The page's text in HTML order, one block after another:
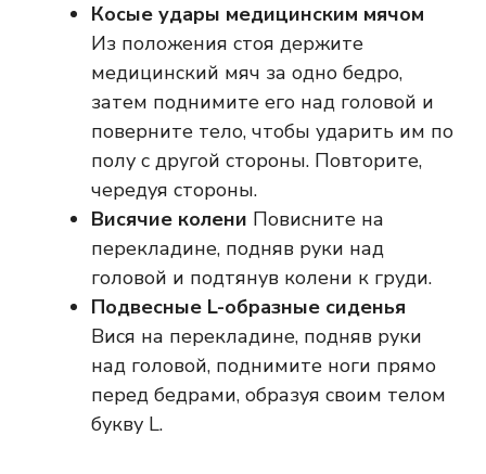
Косые удары медицинским мячом
Из положения стоя держите
медицинский мяч за одно бедро,
затем поднимите его над головой и
поверните тело, чтобы ударить им по
полу с другой стороны. Повторите,
чередуя стороны.
Висячие колени Повисните на
перекладине, подняв руки над
головой и подтянув колени к груди.
Подвесные L-образные сиденья
Вися на перекладине, подняв руки
над головой, поднимите ноги прямо
перед бедрами, образуя своим телом
букву L.